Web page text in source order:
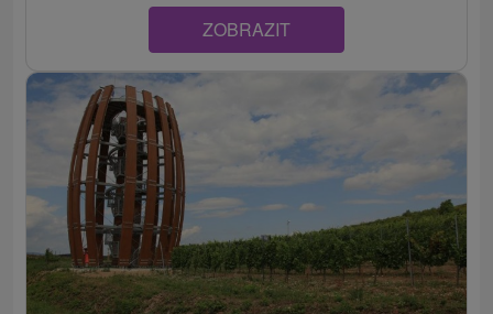
ZOBRAZIT